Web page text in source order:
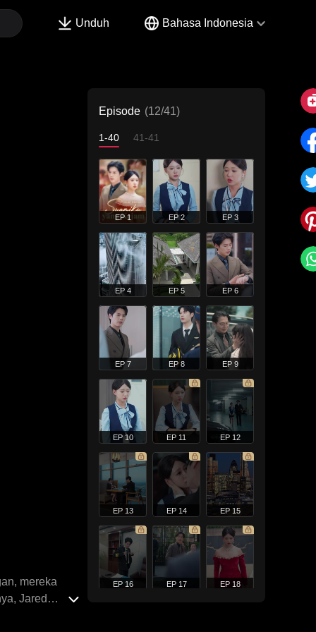
Unduh Bahasa Indonesia
mereka
Jared
Episode (12/41)
1-40 41-41
EP 1 EP 2 EP 3
EP 4 EP 5 EP 6
EP 7 EP 8 EP 9
EP 10 EP 11 EP 12
EP 13 EP 14 EP 15
EP 16 EP 17 EP 18